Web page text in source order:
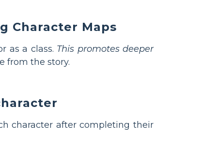
Character Maps
as a class. This promotes deeper
from the story.
character after completing their